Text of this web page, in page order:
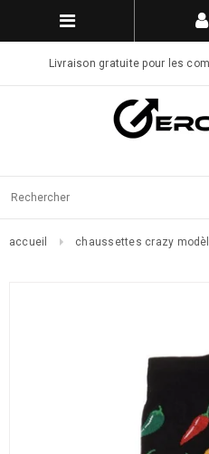
Livraison gratuite pour les
accueil chaussettes crazy